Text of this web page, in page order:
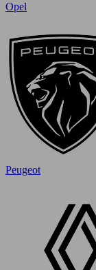
Opel
Peugeot